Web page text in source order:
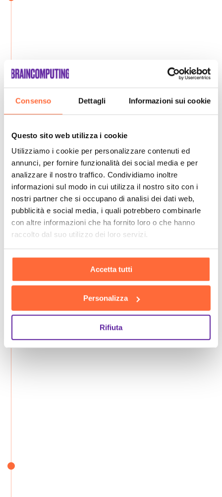
Consenso Dettagli Informazioni sui cookie
Questo sito web utilizza i cookie
Utilizziamo i cookie per personalizzare contenuti ed
annunci, per fornire funzionalità dei social media e per
analizzare il nostro traffico. Condividiamo inoltre
informazioni sul modo in cui utilizza il nostro sito con i
nostri partner che si occupano di analisi dei dati web,
pubblicità e social media, i quali potrebbero combinarle
con altre informazioni che ha fornito loro o che hanno
raccolto dal suo utilizzo dei loro servizi.
Accetta tutti
Personalizza
Rifiuta